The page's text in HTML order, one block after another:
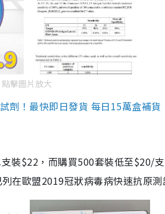
點擊圖片放大
劑！最快即日發貨 每日15萬盒補貨
裝$22，而購買500套裝低至$20/
在歐盟2019冠狀病毒病快速抗原測